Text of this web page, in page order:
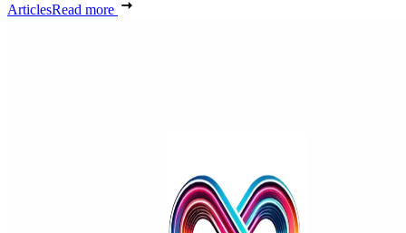
ArticlesRead more